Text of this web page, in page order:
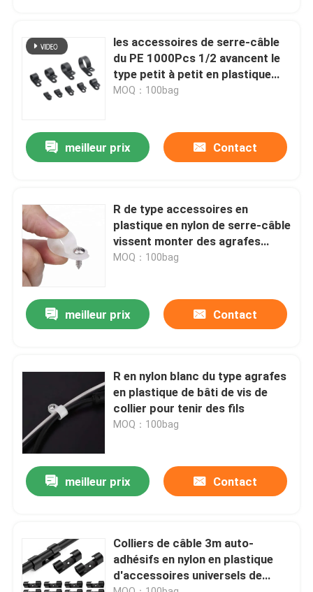
Produits
Vidéos
A propos de nous
Contrôle de la qualité
Contact
Demande de soumission
Serre-câble de fermeture éclair
serre-câble en nylon
les accessoires de serre-câble
du PE 1000Pcs 1/2 avancent le
type petit à petit en plastique
bride de R d'agrafe
MOQ：100bag
meilleur prix Contact
R de type accessoires en
plastique en nylon de serre-câble
vissent monter des agrafes
d'attache de câble
MOQ：100bag
meilleur prix Contact
R en nylon blanc du type agrafes
en plastique de bâti de vis de
collier pour tenir des fils
MOQ：100bag
meilleur prix Contact
Colliers de câble 3m auto-
adhésifs en nylon en plastique
d'accessoires universels de